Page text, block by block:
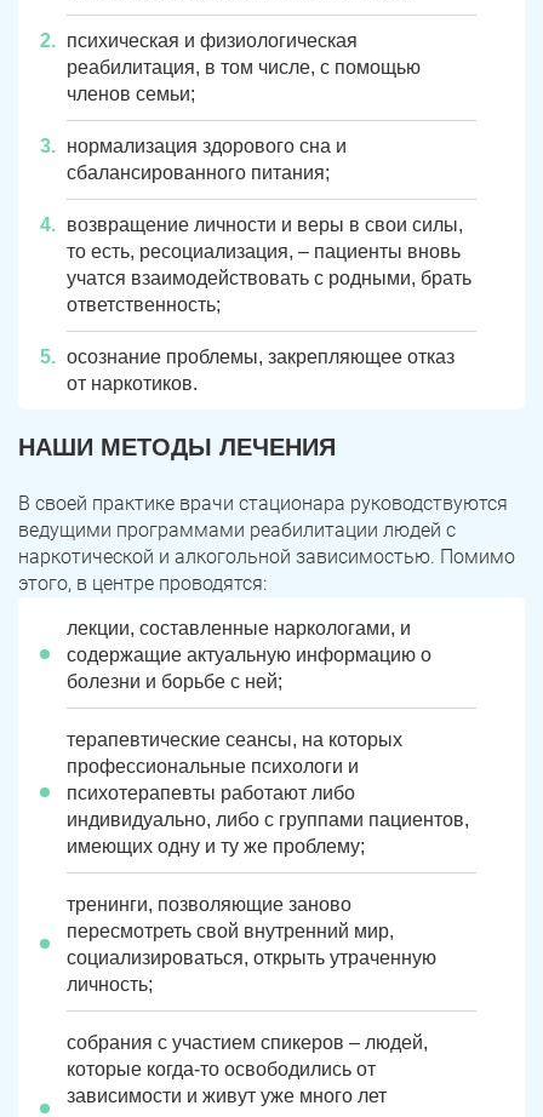
психическая и физиологическая
реабилитация, в том числе, с помощью
членов семьи;
нормализация здорового сна и
сбалансированного питания;
возвращение личности и веры в свои силы,
то есть, ресоциализация, – пациенты вновь
учатся взаимодействовать с родными, брать
ответственность;
осознание проблемы, закрепляющее отказ
от наркотиков.
НАШИ МЕТОДЫ ЛЕЧЕНИЯ
В своей практике врачи стационара руководствуются
ведущими программами реабилитации людей с
наркотической и алкогольной зависимостью. Помимо
этого, в центре проводятся:
лекции, составленные наркологами, и
содержащие актуальную информацию о
болезни и борьбе с ней;
терапевтические сеансы, на которых
профессиональные психологи и
психотерапевты работают либо
индивидуально, либо с группами пациентов,
имеющих одну и ту же проблему;
тренинги, позволяющие заново
пересмотреть свой внутренний мир,
социализироваться, открыть утраченную
личность;
собрания с участием спикеров – людей,
которые когда-то освободились от
зависимости и живут уже много лет
ПОЛУЧИТЬ ПОМОЩЬ
ЗАДАТЬ ВОПРОС
ПОЛУЧИТЬ ПОМОЩЬ
ПОЛУЧИТЬ ПОМОЩЬ
Касли Роза
Челябинск
Красногорский Нязепетровск
Первомайский Карабаш